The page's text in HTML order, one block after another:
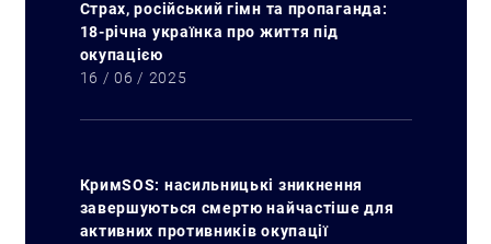
Страх, російський гімн та пропаганда:
18-річна українка про життя під
окупацією
16 / 06 / 2025
КримSOS: насильницькі зникнення
завершуються смертю найчастіше для
активних противників окупації